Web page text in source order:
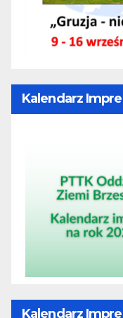
Kalendarz
Kalendarz